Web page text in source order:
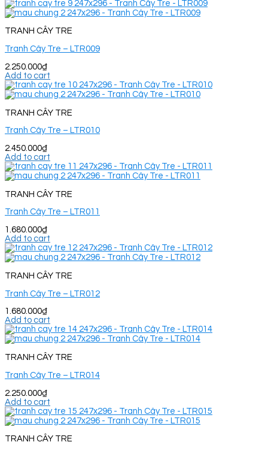
TRANH CÂY TRE
Tranh Cây Tre – LTR009
2.250.000₫
Add to cart
TRANH CÂY TRE
Tranh Cây Tre – LTR010
2.450.000₫
Add to cart
TRANH CÂY TRE
Tranh Cây Tre – LTR011
1.680.000₫
Add to cart
TRANH CÂY TRE
Tranh Cây Tre – LTR012
1.680.000₫
Add to cart
TRANH CÂY TRE
Tranh Cây Tre – LTR014
2.250.000₫
Add to cart
TRANH CÂY TRE